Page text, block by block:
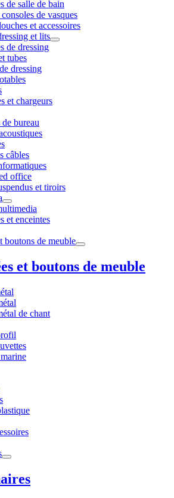
de salle de bain
de vasques
et accessoires
et lits
de dressing
tubes
dressing
et chargeurs
bureau
câbles
office
et tiroirs
et enceintes
boutons de meuble
et boutons de meuble
de chant